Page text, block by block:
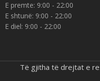
E premte: 9:00 - 22:00
E shtunë: 9:00 - 22:00
E diel: 9:00 - 22:00
Të gjitha të drejtat e